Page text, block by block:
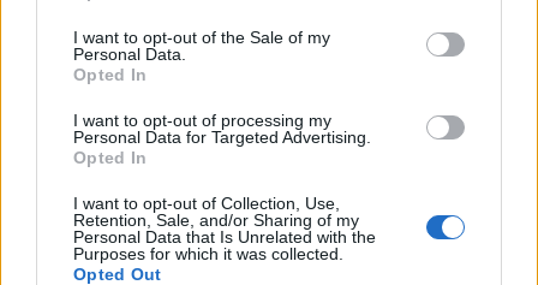
I want to opt-out of the Sale of my
Personal Data.
Opted In
I want to opt-out of processing my
Personal Data for Targeted Advertising.
Opted In
I want to opt-out of Collection, Use,
Retention, Sale, and/or Sharing of my
Personal Data that Is Unrelated with the
Purposes for which it was collected.
Opted Out